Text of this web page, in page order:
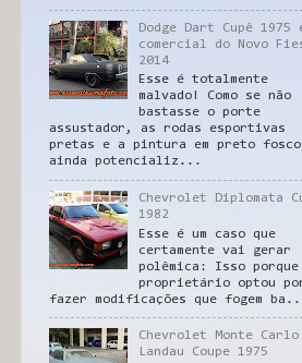
Dodge Dart Cupê 1975
comercial do Novo
2014
Esse é totalmente
malvado! Como se não
bastasse o porte
assustador, as rodas esportivas
pretas e a pintura em preto fosco
ainda potencializ...
Chevrolet Diplomata
1982
Esse é um caso que
certamente vai gerar
polêmica: Isso
proprietário optou
fazer modificações que fogem
Chevrolet Monte Carlo
Landau Coupe 1975